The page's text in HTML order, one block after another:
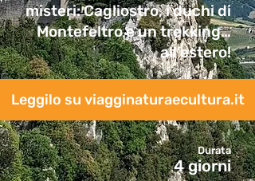
misteri: Cagliostro, i duchi di
Montefeltro e un trekking…
all’estero!
Leggilo su viagginaturaecultura.it
Durata
4 giorni